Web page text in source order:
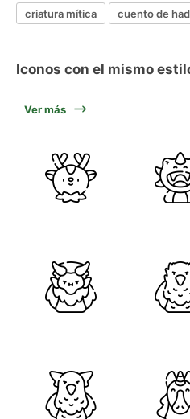
criatura mítica
cuento de
Iconos con el mismo
Ver más